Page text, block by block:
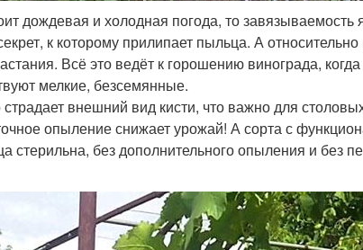
дождевая и холодная погода, то
к которому прилипает пыльца. А
Всё это ведёт к горошению винограда,
мелкие, безсемянные.
внешний вид кисти, что важно для
опыление снижает урожай! А сорта с
стерильна, без дополнительного опыления и без